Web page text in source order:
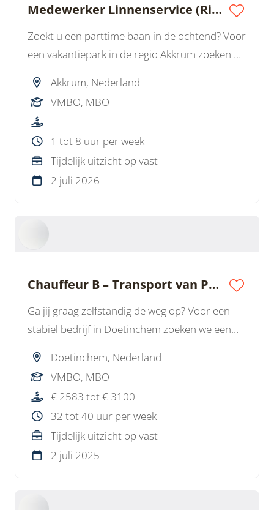
Medewerker Linnenservice (Rijbewijs B)
Zoekt u een parttime baan in de ochtend? Voor
een vakantiepark in de regio Akkrum zoeken we
zelfstandig, bent lekker onderweg en zorgt
voor het ophalen en bezorgen van linnengoed.
Akkrum, Nederland
VMBO, MBO
1 tot 8 uur per week
Tijdelijk uitzicht op vast
2 juli 2026
Chauffeur B – Transport van PVC-buizen
Ga jij graag zelfstandig de weg op? Voor een
stabiel bedrijf in Doetinchem zoeken we een
buizen. Een afwisselende baan met vaste uren,
veel vrijheid en uitzicht op een vast
dienstverband.
Doetinchem, Nederland
VMBO, MBO
€ 2583 tot € 3100
32 tot 40 uur per week
Tijdelijk uitzicht op vast
2 juli 2025